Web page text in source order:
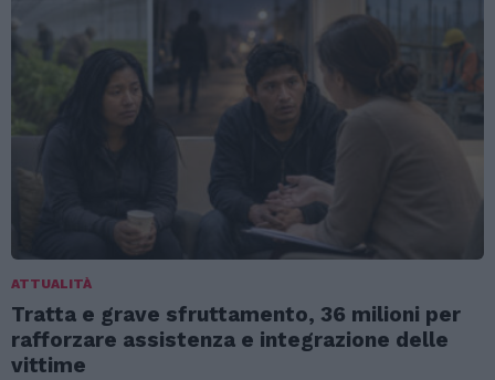
ATTUALITÀ
Tratta e grave sfruttamento, 36 milioni per
rafforzare assistenza e integrazione delle
vittime